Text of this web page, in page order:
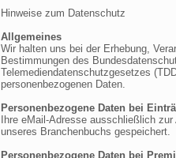
Hinweise zum Datenschutz
Allgemeines
Wir halten uns bei der Erhebung,
Bestimmungen des
Telemediendatenschutzgesetzes
personenbezogenen Daten.
Personenbezogene Daten bei
Ihre eMail-Adresse ausschließlich
unseres Branchenbuchs gespeichert.
Personenbezogene Daten bei